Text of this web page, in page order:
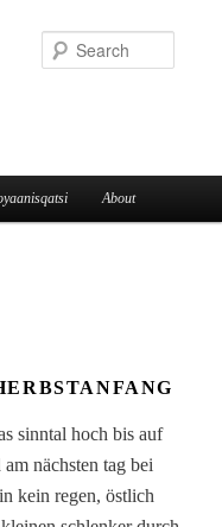
About
sinntal hoch bis auf
nächsten tag bei
kein regen, östlich